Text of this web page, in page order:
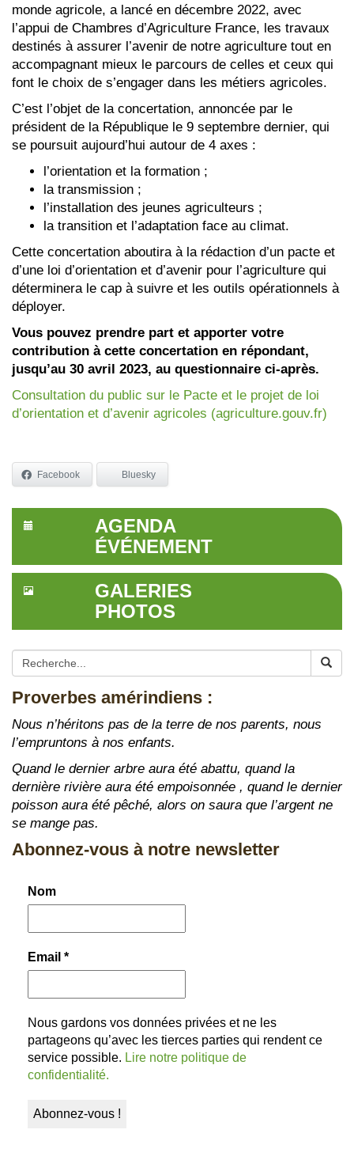
monde agricole, a lancé en décembre 2022, avec
l’appui de Chambres d’Agriculture France, les travaux
destinés à assurer l’avenir de notre agriculture tout en
accompagnant mieux le parcours de celles et ceux qui
font le choix de s’engager dans les métiers agricoles.
C’est l’objet de la concertation, annoncée par le
président de la République le 9 septembre dernier, qui
se poursuit aujourd’hui autour de 4 axes :
l’orientation et la formation ;
la transmission ;
l’installation des jeunes agriculteurs ;
la transition et l’adaptation face au climat.
Cette concertation aboutira à la rédaction d’un pacte et
d’une loi d’orientation et d’avenir pour l’agriculture qui
déterminera le cap à suivre et les outils opérationnels à
déployer.
Vous pouvez prendre part et apporter votre
contribution à cette concertation en répondant,
jusqu’au 30 avril 2023, au questionnaire ci-après.
Consultation du public sur le Pacte et le projet de loi
d’orientation et d’avenir agricoles (agriculture.gouv.fr)
Facebook Bluesky
AGENDA
ÉVÉNEMENT
GALERIES
PHOTOS
Proverbes amérindiens :
Nous n’héritons pas de la terre de nos parents, nous
l’empruntons à nos enfants.
Quand le dernier arbre aura été abattu, quand la
dernière rivière aura été empoisonnée , quand le dernier
poisson aura été pêché, alors on saura que l’argent ne
se mange pas.
Abonnez-vous à notre newsletter
Nom
Email *
Nous gardons vos données privées et ne les
partageons qu’avec les tierces parties qui rendent ce
service possible. Lire notre politique de
confidentialité.